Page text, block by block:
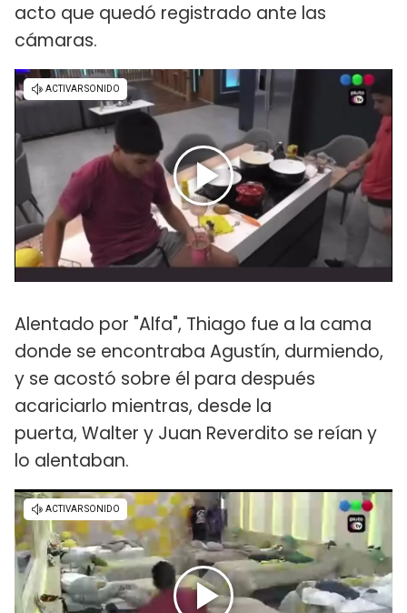
acto que quedó registrado ante las
cámaras.
Alentado por "Alfa", Thiago fue a la cama
donde se encontraba Agustín, durmiendo,
y se acostó sobre él para después
acariciarlo mientras, desde la
puerta, Walter y Juan Reverdito se reían y
lo alentaban.